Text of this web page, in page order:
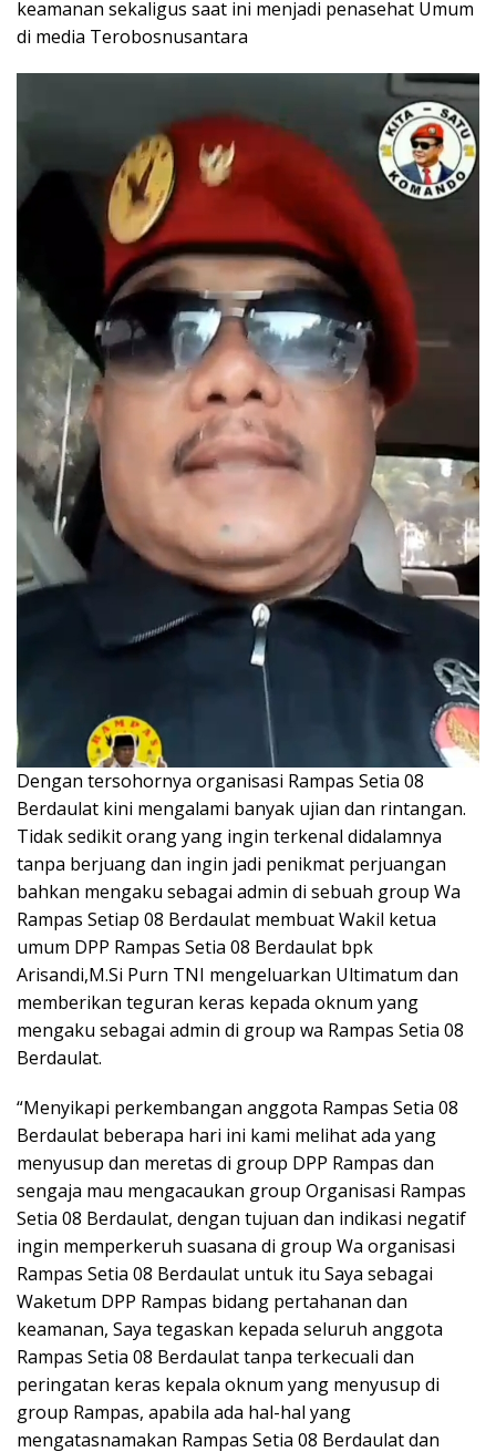
keamanan sekaligus saat ini menjadi penasehat Umum
di media Terobosnusantara
Dengan tersohornya organisasi Rampas Setia 08
Berdaulat kini mengalami banyak ujian dan rintangan.
Tidak sedikit orang yang ingin terkenal didalamnya
tanpa berjuang dan ingin jadi penikmat perjuangan
bahkan mengaku sebagai admin di sebuah group Wa
Rampas Setiap 08 Berdaulat membuat Wakil ketua
umum DPP Rampas Setia 08 Berdaulat bpk
Arisandi,M.Si Purn TNI mengeluarkan Ultimatum dan
memberikan teguran keras kepada oknum yang
mengaku sebagai admin di group wa Rampas Setia 08
Berdaulat.
“Menyikapi perkembangan anggota Rampas Setia 08
Berdaulat beberapa hari ini kami melihat ada yang
menyusup dan meretas di group DPP Rampas dan
sengaja mau mengacaukan group Organisasi Rampas
Setia 08 Berdaulat, dengan tujuan dan indikasi negatif
ingin memperkeruh suasana di group Wa organisasi
Rampas Setia 08 Berdaulat untuk itu Saya sebagai
Waketum DPP Rampas bidang pertahanan dan
keamanan, Saya tegaskan kepada seluruh anggota
Rampas Setia 08 Berdaulat tanpa terkecuali dan
peringatan keras kepala oknum yang menyusup di
group Rampas, apabila ada hal-hal yang
mengatasnamakan Rampas Setia 08 Berdaulat dan